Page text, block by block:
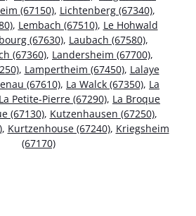
(67150), Lichtenberg (67340),
, Lembach (67510), Le Hohwald
(67630), Laubach (67580),
(67360), Landersheim (67700),
, Lampertheim (67450), Lalaye
(67610), La Walck (67350), La
La Petite-Pierre (67290), La Broque
(67130), Kutzenhausen (67250),
, Kurtzenhouse (67240), Kriegsheim
(67170)